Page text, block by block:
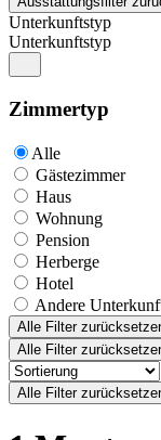
Unterkunftstyp
Unterkunftstyp
Zimmertyp
Alle
Gästezimmer
Haus
Wohnung
Pension
Herberge
Hotel
Andere
Alle Filter
Alle Filter